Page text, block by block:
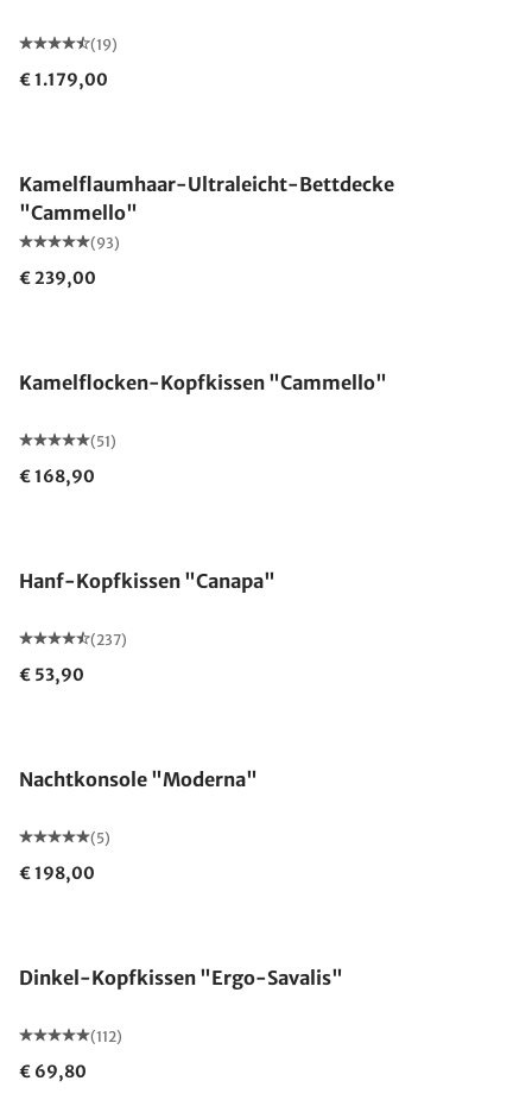
(19)
€ 1.179,00
Kamelflaumhaar-Ultraleicht-Bettdecke
"Cammello"
(93)
€ 239,00
Kamelflocken-Kopfkissen "Cammello"
(51)
€ 168,90
Hanf-Kopfkissen "Canapa"
(237)
€ 53,90
Nachtkonsole "Moderna"
(5)
€ 198,00
Dinkel-Kopfkissen "Ergo-Savalis"
(112)
€ 69,80